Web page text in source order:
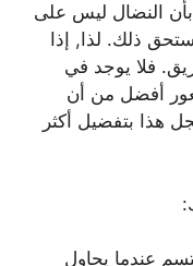
النضال ليس على
ذلك. لذا, إذا
فلا يوجد في
أفضل من أن
هذا بتفضيل أكثر
عندما يحاول